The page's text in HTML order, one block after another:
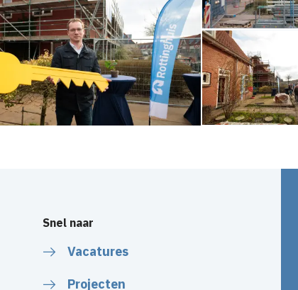
Snel naar
Vacatures
Projecten